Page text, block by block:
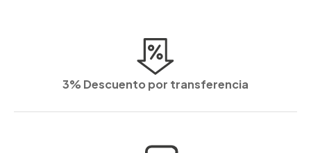
3% Descuento por transferencia